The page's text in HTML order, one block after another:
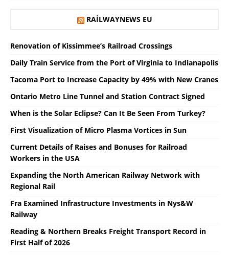
RAILWAYNEWS EU
Renovation of Kissimmee’s Railroad Crossings
Daily Train Service from the Port of Virginia to Indianapolis
Tacoma Port to Increase Capacity by 49% with New Cranes
Ontario Metro Line Tunnel and Station Contract Signed
When is the Solar Eclipse? Can It Be Seen From Turkey?
First Visualization of Micro Plasma Vortices in Sun
Current Details of Raises and Bonuses for Railroad
Workers in the USA
Expanding the North American Railway Network with
Regional Rail
Fra Examined Infrastructure Investments in Nys&W
Railway
Reading & Northern Breaks Freight Transport Record in
First Half of 2026